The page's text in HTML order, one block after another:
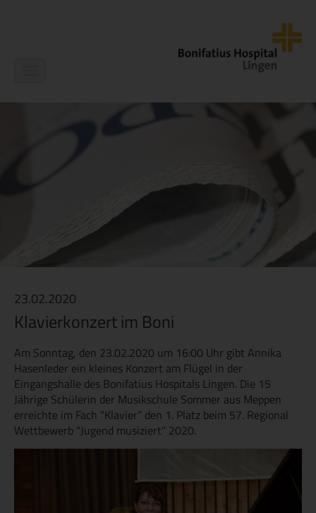
23.02.2020
Klavierkonzert im Boni
Am Sonntag, den 23.02.2020 um 16:00 Uhr gibt Annika
Hasenleder ein kleines Konzert am Flügel in der
Eingangshalle des Bonifatius Hospitals Lingen. Die 15
Jährige Schülerin der Musikschule Sommer aus Meppen
erreichte im Fach “Klavier” den 1. Platz beim 57. Regional
Wettbewerb “Jugend musiziert” 2020.